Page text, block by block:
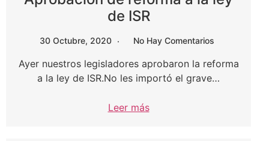
de ISR
30 Octubre, 2020 No Hay Comentarios
Ayer nuestros legisladores aprobaron la reforma
a la ley de ISR.No les importó el grave…
Leer más